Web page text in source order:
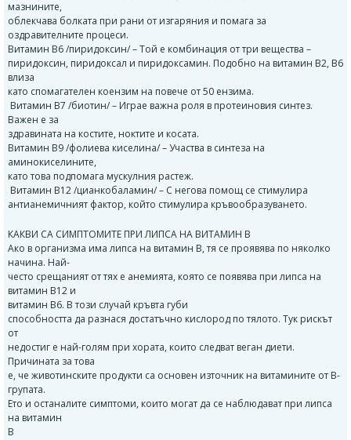
мазнините,
облекчава болката при рани от изгаряния и помага за
оздравителните процеси.
Витамин B6 /пиридоксин/ – Той е комбинация от три вещества –
пиридоксин, пиридоксал и пиридоксамин. Подобно на витамин B2, B6
влиза
като спомагателен коензим на повече от 50 ензима.
Витамин B7 /биотин/ – Играе важна роля в протеиновия синтез.
Важен е за
здравината на костите, ноктите и косата.
Витамин B9 /фолиева киселина/ – Участва в синтеза на
аминокиселините,
като това подпомага мускулния растеж.
Витамин B12 /цианкобаламин/ – С негова помощ се стимулира
антианемичният фактор, който стимулира кръвообразуването.
КАКВИ СА СИМПТОМИТЕ ПРИ ЛИПСА НА ВИТАМИН B
Ако в организма има липса на витамин B, тя се проявява по няколко
начина. Най-
често срещаният от тях е анемията, която се появява при липса на
витамин B12 и
витамин B6. В този случай кръвта губи
способността да разнася достатъчно кислород по тялото. Тук рискът
от
недостиг е най-голям при хората, които следват веган диети.
Причината за това
е, че животинските продукти са основен източник на витамините от B-
групата.
Ето и останалите симптоми, които могат да се наблюдават при липса
на витамин
B